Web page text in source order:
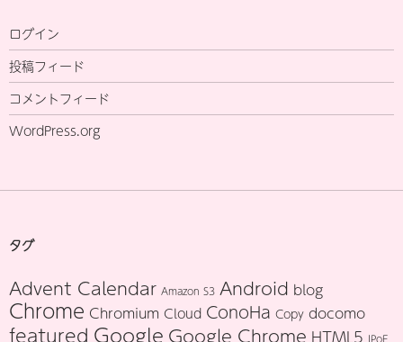
ログイン
投稿フィード
コメントフィード
WordPress.org
タグ
Advent Calendar Amazon S3 Android blog
Chrome Chromium Cloud ConoHa Copy docomo
featured Google Google Chrome HTML5 IPoE